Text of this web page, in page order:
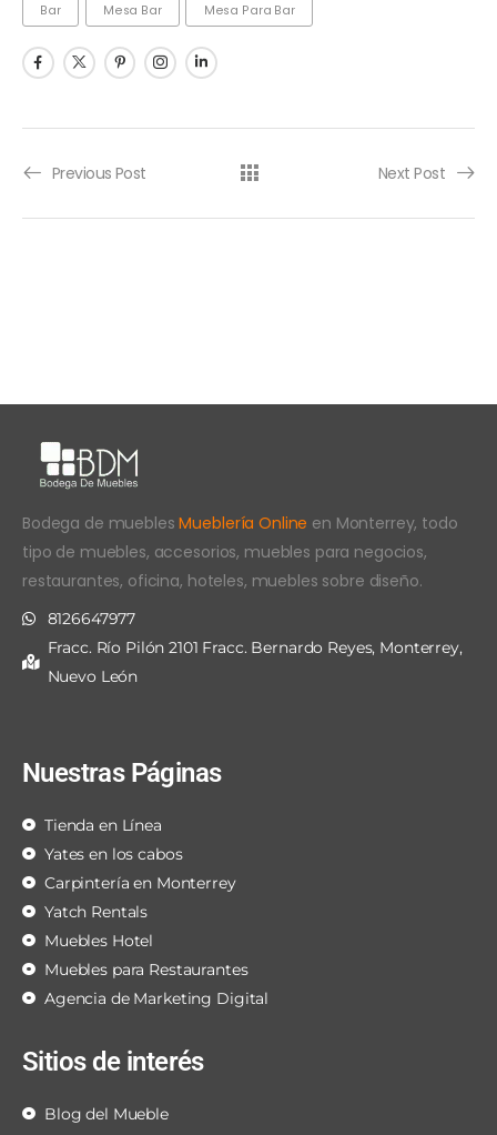
Bar Mesa Bar Mesa Para Bar
Previous Post Next Post
Bodega de mueblesMueblería Online en Monterrey, todo
tipo de muebles, accesorios, muebles para negocios,
restaurantes, oficina, hoteles, muebles sobre diseño.
8126647977
Fracc. Río Pilón 2101 Fracc. Bernardo Reyes, Monterrey,
Nuevo León
Nuestras Páginas
Tienda en Línea
Yates en los cabos
Carpintería en Monterrey
Yatch Rentals
Muebles Hotel
Muebles para Restaurantes
Agencia de Marketing Digital
Sitios de interés
Blog del Mueble